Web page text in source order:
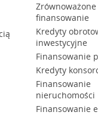
Zrównoważone
finansowanie
Kredyty
inwestycyjne
Finansowanie
Kredyty
Finansowanie
nieruchomości
Finansowanie